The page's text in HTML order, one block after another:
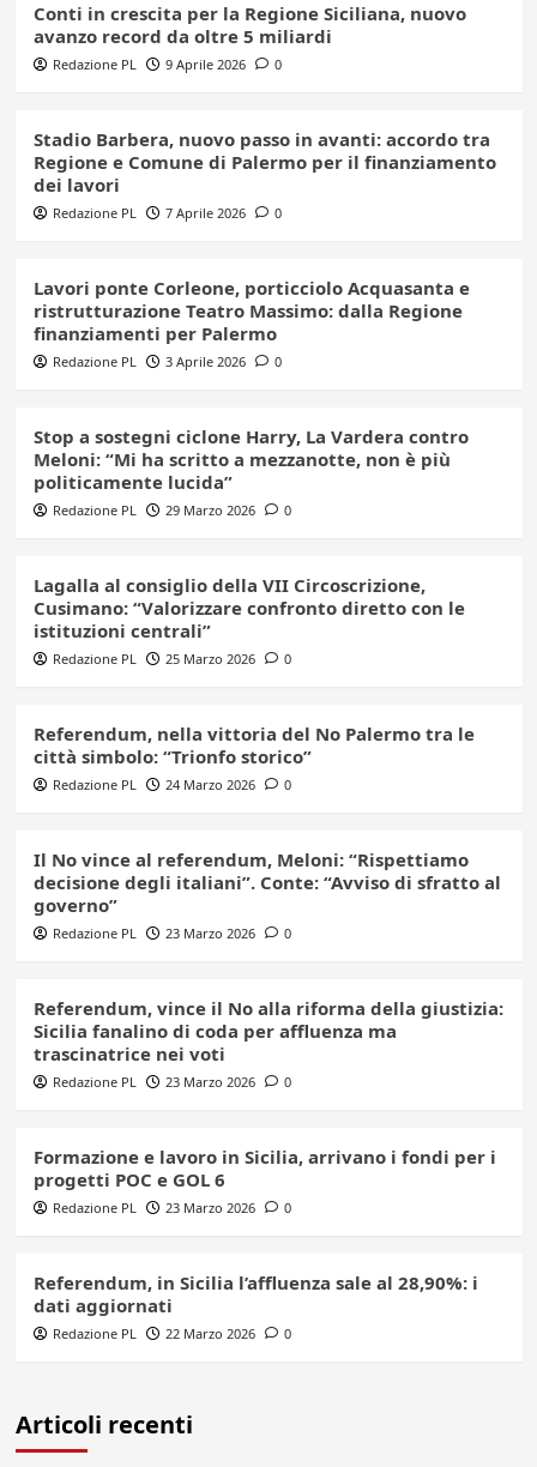
Conti in crescita per la Regione Siciliana, nuovo
avanzo record da oltre 5 miliardi
Redazione PL 9 Aprile 2026 0
Stadio Barbera, nuovo passo in avanti: accordo tra
Regione e Comune di Palermo per il finanziamento
dei lavori
Redazione PL 7 Aprile 2026 0
Lavori ponte Corleone, porticciolo Acquasanta e
ristrutturazione Teatro Massimo: dalla Regione
finanziamenti per Palermo
Redazione PL 3 Aprile 2026 0
Stop a sostegni ciclone Harry, La Vardera contro
Meloni: “Mi ha scritto a mezzanotte, non è più
politicamente lucida”
Redazione PL 29 Marzo 2026 0
Lagalla al consiglio della VII Circoscrizione,
Cusimano: “Valorizzare confronto diretto con le
istituzioni centrali”
Redazione PL 25 Marzo 2026 0
Referendum, nella vittoria del No Palermo tra le
città simbolo: “Trionfo storico”
Redazione PL 24 Marzo 2026 0
Il No vince al referendum, Meloni: “Rispettiamo
decisione degli italiani”. Conte: “Avviso di sfratto al
governo”
Redazione PL 23 Marzo 2026 0
Referendum, vince il No alla riforma della giustizia:
Sicilia fanalino di coda per affluenza ma
trascinatrice nei voti
Redazione PL 23 Marzo 2026 0
Formazione e lavoro in Sicilia, arrivano i fondi per i
progetti POC e GOL 6
Redazione PL 23 Marzo 2026 0
Referendum, in Sicilia l’affluenza sale al 28,90%: i
dati aggiornati
Redazione PL 22 Marzo 2026 0
Articoli recenti